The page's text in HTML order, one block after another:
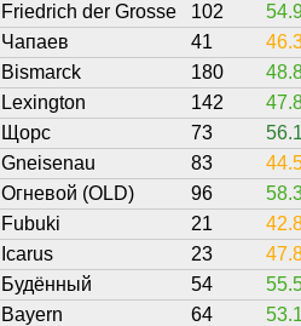
Friedrich der Grosse 102
Чапаев 41
Bismarck 180
Lexington 142
Щорс 73
Gneisenau 83
Огневой (OLD) 96
Fubuki 21
Icarus 23
Будённый 54
Bayern 64